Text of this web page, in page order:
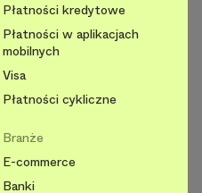
Płatności kredytowe
Płatności w aplikacjach
mobilnych
Visa
Płatności cykliczne
Branże
E-commerce
Banki